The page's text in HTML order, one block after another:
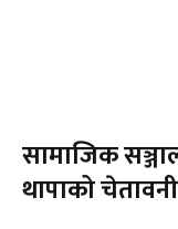
सामाजिक
थापाको चेतावनी